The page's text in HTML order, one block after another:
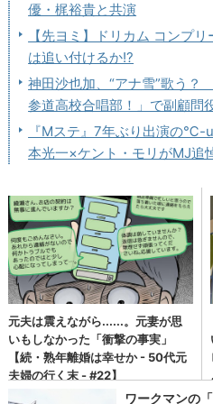
優・梶裕貴と共演
【先ヨミ】ドリカム コンプ
は追い付けるか!?
神田沙也加、“アナ雪”歌う
参道高校合唱部！」で副顧問
『Mステ』7年ぶり出演の℃-
本光一×ケント・モリがMJ追